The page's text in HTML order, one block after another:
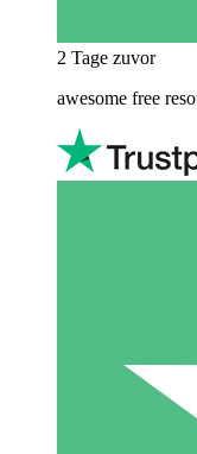
2 Tage zuvor
awesome free